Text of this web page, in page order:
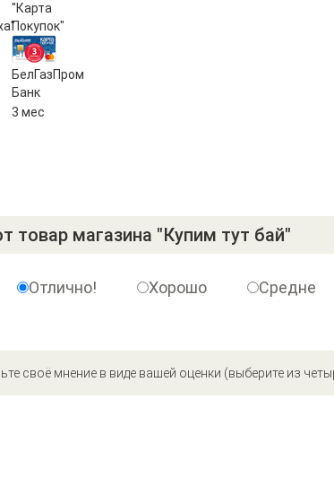
"Карта
Покупок"
БелГазПром
Банк
3 мес
товар магазина "Купим тут бай"
Отлично! Хорошо Средне
своё мнение в виде вашей оценки (выберите из